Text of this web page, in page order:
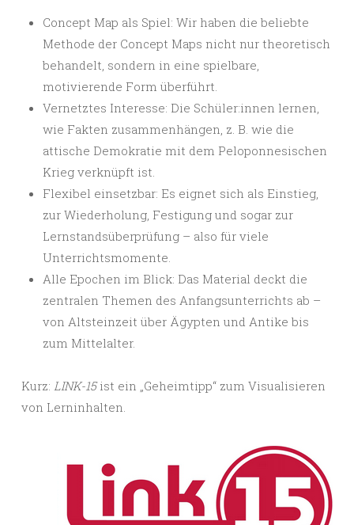
Concept Map als Spiel: Wir haben die beliebte
Methode der Concept Maps nicht nur theoretisch
behandelt, sondern in eine spielbare,
motivierende Form überführt.
Vernetztes Interesse: Die Schüler:innen lernen,
wie Fakten zusammenhängen, z. B. wie die
attische Demokratie mit dem Peloponnesischen
Krieg verknüpft ist.
Flexibel einsetzbar: Es eignet sich als Einstieg,
zur Wiederholung, Festigung und sogar zur
Lernstandsüberprüfung – also für viele
Unterrichtsmomente.
Alle Epochen im Blick: Das Material deckt die
zentralen Themen des Anfangsunterrichts ab –
von Altsteinzeit über Ägypten und Antike bis
zum Mittelalter.
Kurz: LINK-15ist ein „Geheimtipp“ zum Visualisieren
von Lerninhalten.